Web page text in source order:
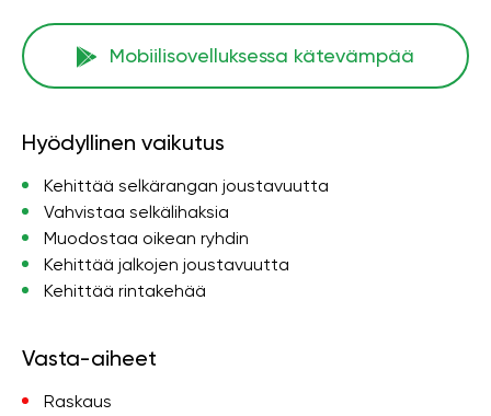
Mobiilisovelluksessa kätevämpää
Hyödyllinen vaikutus
Kehittää selkärangan joustavuutta
Vahvistaa selkälihaksia
Muodostaa oikean ryhdin
Kehittää jalkojen joustavuutta
Kehittää rintakehää
Vasta-aiheet
Raskaus